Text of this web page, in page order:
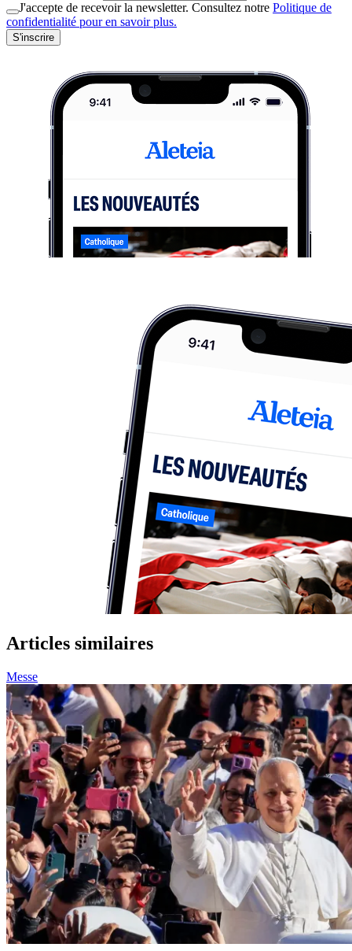
J'accepte de recevoir la newsletter. Consultez notre Politique de
confidentialité pour en savoir plus.
S'inscrire
Articles similaires
Messe